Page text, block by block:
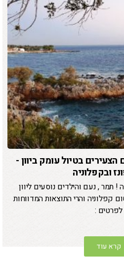
בטיול עומק ביוון -
ובקפלוניה
! תמר , נעם והילדים נוסעים ליוון
קפלוניה והרי התוצאות המדווחות
לפרטים :
קרא עוד